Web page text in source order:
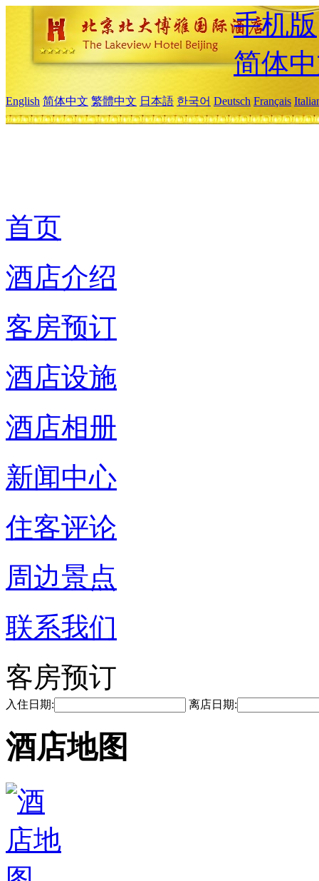
手机版
简体
English 简体中文 繁體中文 日本語 한국어 Deutsch Français
首页
酒店介绍
客房预订
酒店设施
酒店相册
新闻中心
住客评论
周边景点
联系我们
客房预订
入住日期: 离店日期:
酒店地图